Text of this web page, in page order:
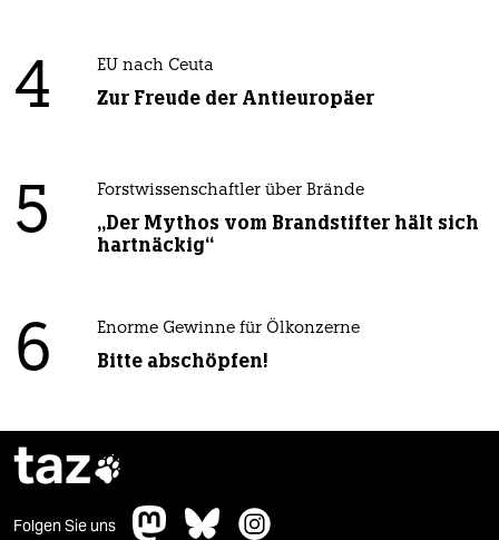
4 EU nach Ceuta
Zur Freude der Antieuropäer
5 Forstwissenschaftler über Brände
„Der Mythos vom Brandstifter hält sich
hartnäckig“
6 Enorme Gewinne für Ölkonzerne
Bitte abschöpfen!
taz
Folgen Sie uns